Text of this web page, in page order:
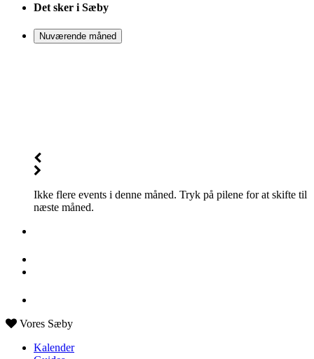
Det sker i Sæby
Nuværende måned
Ikke flere events i denne måned. Tryk på pilene for at skifte til
næste måned.
Vores Sæby
Kalender